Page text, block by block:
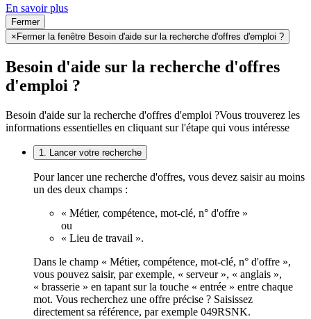
En savoir plus
Fermer
× Fermer la fenêtre Besoin d'aide sur la recherche d'offres d'emploi ?
Besoin d'aide sur la recherche d'offres
d'emploi ?
Besoin d'aide sur la recherche d'offres d'emploi ?Vous trouverez les
informations essentielles en cliquant sur l'étape qui vous intéresse
1. Lancer votre recherche
Pour lancer une recherche d'offres, vous devez saisir au moins
un des deux champs :
« Métier, compétence, mot-clé, n° d'offre »
ou
« Lieu de travail ».
Dans le champ « Métier, compétence, mot-clé, n° d'offre »,
vous pouvez saisir, par exemple, « serveur », « anglais »,
« brasserie » en tapant sur la touche « entrée » entre chaque
mot. Vous recherchez une offre précise ? Saisissez
directement sa référence, par exemple 049RSNK.